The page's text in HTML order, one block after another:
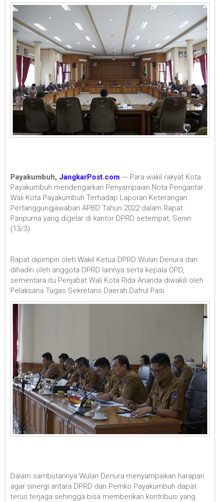
Payakumbuh, JangkarPost.com --- Para wakil rakyat Kota
Payakumbuh mendengarkan Penyampaian Nota Pengantar
Wali Kota Payakumbuh Terhadap Laporan Keterangan
Pertanggungjawaban APBD Tahun 2022 dalam Rapat
Paripurna yang digelar di kantor DPRD setempat, Senin
(13/3).
Rapat dipimpin oleh Wakil Ketua DPRD Wulan Denura dan
dihadiri oleh anggota DPRD lainnya serta kepala OPD,
sementara itu Penjabat Wali Kota Rida Ananda diwakili oleh
Pelaksana Tugas Sekretaris Daerah Dafrul Pasi.
Dalam sambutannya Wulan Denura menyampaikan harapan
agar sinergi antara DPRD dan Pemko Payakumbuh dapat
terus terjaga sehingga bisa memberikan kontribusi yang